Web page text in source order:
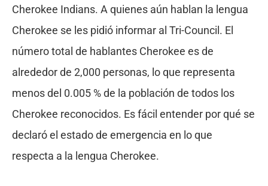
Cherokee Indians. A quienes aún hablan la lengua
Cherokee se les pidió informar al Tri-Council. El
número total de hablantes Cherokee es de
alrededor de 2,000 personas, lo que representa
menos del 0.005 % de la población de todos los
Cherokee reconocidos. Es fácil entender por qué se
declaró el estado de emergencia en lo que
respecta a la lengua Cherokee.